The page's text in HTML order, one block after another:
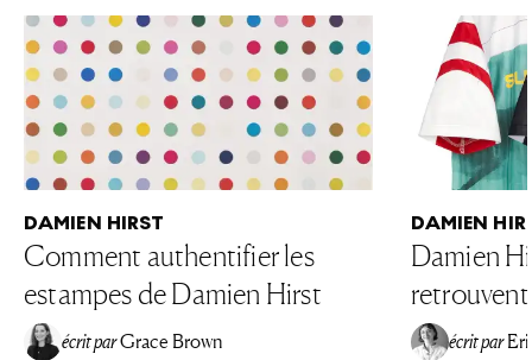
un univers où l'art illumine la danse entre l'humanité
et la nature.
DAMIEN HIRST
Comment authentifier les
estampes de Damien Hirst
écrit parGrace Brown
DAMIEN
Damien
retrouvent
écrit par